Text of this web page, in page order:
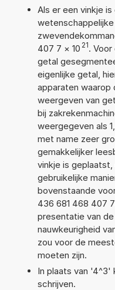
Als er een vinkje
407 7 × 10 21.
getal
eigenlijke getal,
apparaten waarop
weergeven van
bij
weergegeven als
met name zeer
gemakkelijker
vinkje is
gebruikelijke
bovenstaande
436 681 468 407
presentatie van
nauwkeurigheid
zou voor de
moeten zijn.
In plaats van
schrijven.